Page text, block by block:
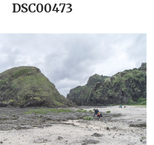
DSC00473